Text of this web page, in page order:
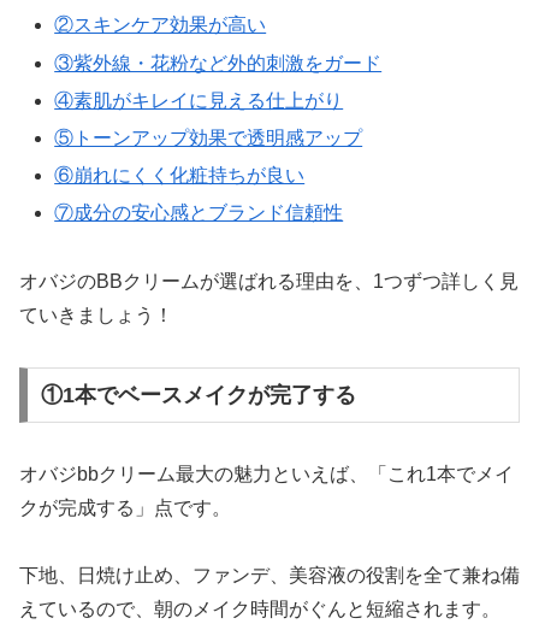
②スキンケア効果が高い
③紫外線・花粉など外的刺激をガード
④素肌がキレイに見える仕上がり
⑤トーンアップ効果で透明感アップ
⑥崩れにくく化粧持ちが良い
⑦成分の安心感とブランド信頼性
オバジのBBクリームが選ばれる理由を、1つずつ詳しく見
ていきましょう！
①1本でベースメイクが完了する
オバジbbクリーム最大の魅力といえば、「これ1本でメイ
クが完成する」点です。
下地、日焼け止め、ファンデ、美容液の役割を全て兼ね備
えているので、朝のメイク時間がぐんと短縮されます。